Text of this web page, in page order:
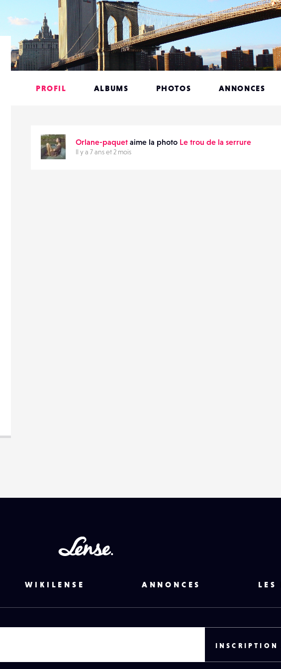
DESTINATAIRE
VOTRE
EMAIL
PROFIL ALBUMS PHOTOS ANNONCES
Orlane-paquet aime la photo Le trou de la serrure
Il y a 7 ans et 2 mois
WIKILENSE ANNONCES LES
INSCRIPTION